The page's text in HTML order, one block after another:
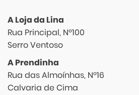
A Loja da Lina
Rua Principal, Nº100
Serro Ventoso
A Prendinha
Rua das Almoínhas, Nº16
Calvaria de Cima